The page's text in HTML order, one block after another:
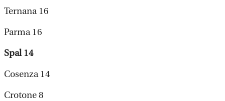
Ternana 16
Parma 16
Spal 14
Cosenza 14
Crotone 8